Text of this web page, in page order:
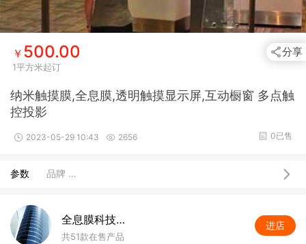
￥ 500.00
1平方米起订
分享
纳米触摸膜,全息膜,透明触摸显示屏,互动橱窗 多点触
控投影
2023-05-29 10:43 2656 0已售
参数 品牌 …
全息膜科技公司
共51款在售产品
进店